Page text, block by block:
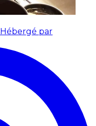
Hébergé par